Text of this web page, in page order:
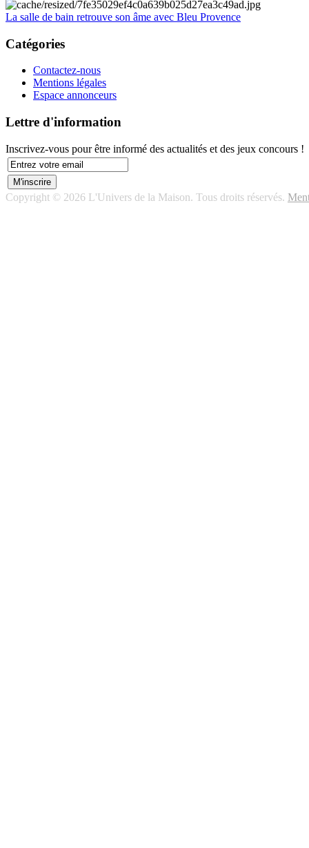
La salle de bain retrouve son âme avec Bleu Provence
Catégories
Contactez-nous
Mentions légales
Espace annonceurs
Lettre d'information
Inscrivez-vous pour être informé des actualités et des jeux concours !
Copyright © 2026 L'Univers de la Maison. Tous droits réservés.